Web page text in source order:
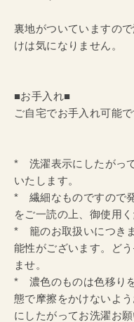
裏地がついていますの
けは気になりません。
■お手入れ■
ご自宅でお手入れ可能で
* 洗濯表示にしたがっ
いたします。
* 繊細なものですので
をご一読の上、御使用く
* 籠のお取扱いにつき
能性がございます。ど
ませ。
* 濃色のものは色移り
態で摩擦をかけないよ
にしたがってお洗濯お願